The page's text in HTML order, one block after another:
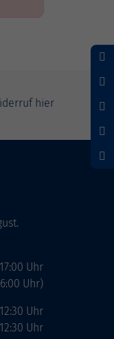
hier
Uhr
Uhr)
Uhr
Uhr